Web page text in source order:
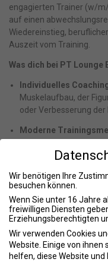
engagierten Trainer (w/
auf einen
Wiedereinstieg,
Auszeit vom Training.
Was dich bei PT Lounge
Individuelles
Muskelaufbau, der
oder Verbesserung der
Moderne
keine Erfahrung
Offenes
persönlichen Team mit
Vielseitigkeit statt
Gesichter, neue Ziele
Raum für
übernehmen und
Wir benötigen Ihre
besuchen können.
Wenn Sie unter 16 Jahre
freiwilligen Diensten
Erziehungsberechtigten
Wir verwenden Cookies
Website. Einige von ihnen
helfen, diese Website